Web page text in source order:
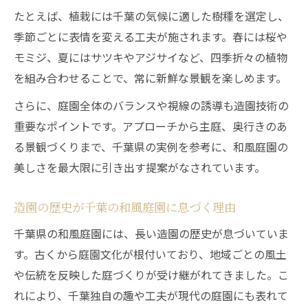
たとえば、植栽には千葉の気候に適した樹種を選定し、
季節ごとに表情を変える工夫が施されます。春には桜や
モミジ、夏にはサツキやアジサイなど、四季折々の植物
を組み合わせることで、常に新鮮な景観を楽しめます。
さらに、庭園全体のバランスや視線の誘導も造園技術の
重要なポイントです。アプローチから主庭、奥行きのあ
る景観づくりまで、千葉県の実例を参考に、和風庭園の
美しさを最大限に引き出す提案がなされています。
造園の歴史が千葉の和風庭園に息づく理由
千葉県の和風庭園には、長い造園の歴史が息づいていま
す。古くから庭園文化が根付いており、地域ごとの風土
や伝統を反映した庭づくりが受け継がれてきました。こ
れにより、千葉独自の趣や工夫が現代の庭園にも表れて